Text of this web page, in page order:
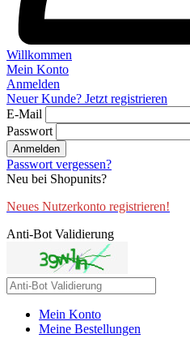
Willkommen
Mein Konto
Anmelden
Neuer Kunde? Jetzt registrieren
E-Mail
Passwort
Anmelden
Passwort vergessen?
Neu bei Shopunits?
Neues Nutzerkonto registrieren!
Anti-Bot Validierung
Mein Konto
Meine Bestellungen